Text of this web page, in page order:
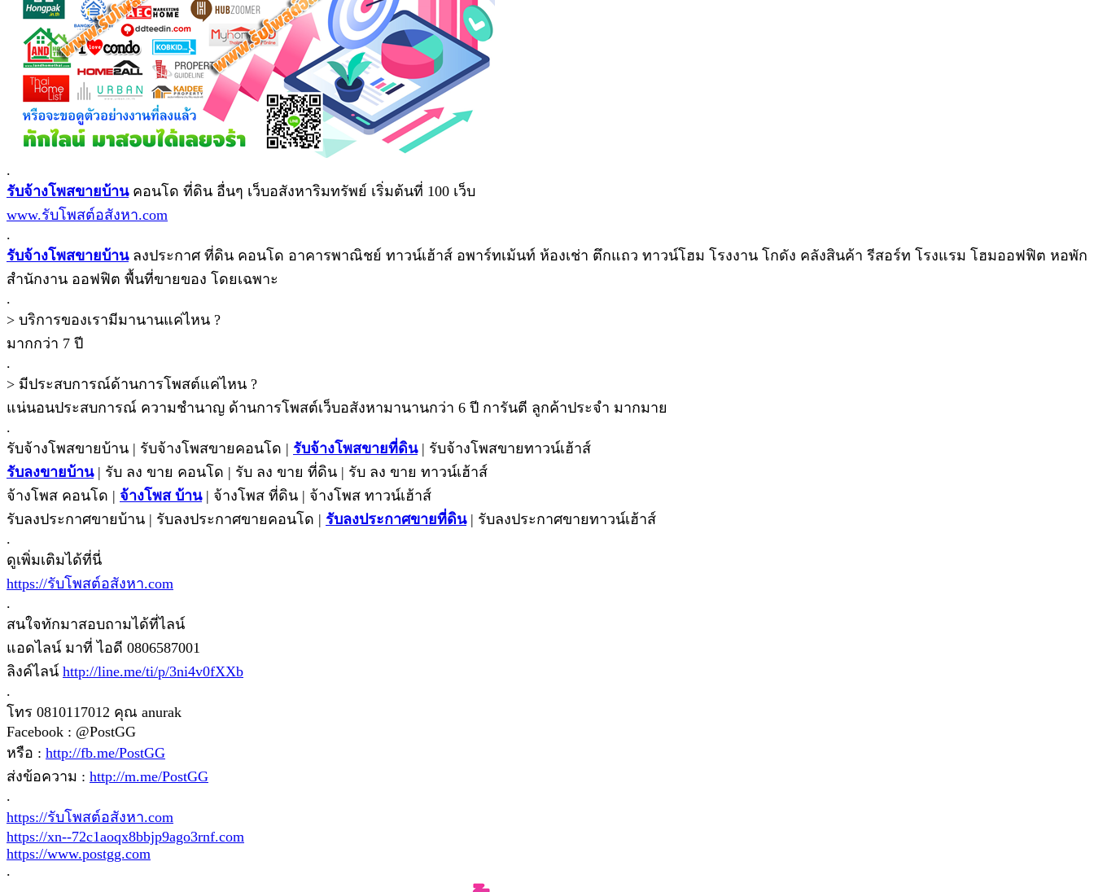
.
รับจ้างโพสขายบ้านคอนโด ที่ดิน อื่นๆ เว็บอสังหาริมทรัพย์ เริ่มต้นที่ 100 เว็บ
www.รับโพสต์อสังหา.com
.
รับจ้างโพสขายบ้านลงประกาศ ที่ดิน คอนโด อาคารพาณิชย์ ทาวน์เฮ้าส์ อพาร์ทเม้นท์ ห้องเช่า ตึกแถว ทาวน์โฮม โรงงาน โกดัง คลังสินค้า รีสอร์ท โรงแรม โฮมออฟฟิต หอพัก
สำนักงาน ออฟฟิต พื้นที่ขายของ โดยเฉพาะ
.
> บริการของเรามีมานานแค่ไหน ?
มากกว่า 7 ปี
.
> มีประสบการณ์ด้านการโพสต์แค่ไหน ?
แน่นอนประสบการณ์ ความชํานาญ ด้านการโพสต์เว็บอสังหามานานกว่า 6 ปี การันตี ลูกค้าประจำ มากมาย
.
รับจ้างโพสขายบ้าน | รับจ้างโพสขายคอนโด | รับจ้างโพสขายที่ดิน| รับจ้างโพสขายทาวน์เฮ้าส์
รับลงขายบ้าน| รับ ลง ขาย คอนโด | รับ ลง ขาย ที่ดิน | รับ ลง ขาย ทาวน์เฮ้าส์
จ้างโพส คอนโด | จ้างโพส บ้าน| จ้างโพส ที่ดิน | จ้างโพส ทาวน์เฮ้าส์
รับลงประกาศขายบ้าน | รับลงประกาศขายคอนโด | รับลงประกาศขายที่ดิน| รับลงประกาศขายทาวน์เฮ้าส์
.
ดูเพิ่มเติมได้ที่นี่
https://รับโพสต์อสังหา.com
.
สนใจทักมาสอบถามได้ที่ไลน์
แอดไลน์ มาที่ ไอดี 0806587001
ลิงค์ไลน์ http://line.me/ti/p/3ni4v0fXXb
.
โทร 0810117012 คุณ anurak
Facebook : @PostGG
หรือ : http://fb.me/PostGG
ส่งข้อความ : http://m.me/PostGG
.
https://รับโพสต์อสังหา.com
https://xn--72c1aoqx8bbjp9ago3rnf.com
https://www.postgg.com
.